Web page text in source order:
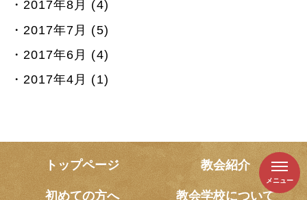
メニュー
2017年8月 (4)
2017年7月 (5)
2017年6月 (4)
2017年4月 (1)
トップページ 教会紹介
初めての方へ 教会学校について